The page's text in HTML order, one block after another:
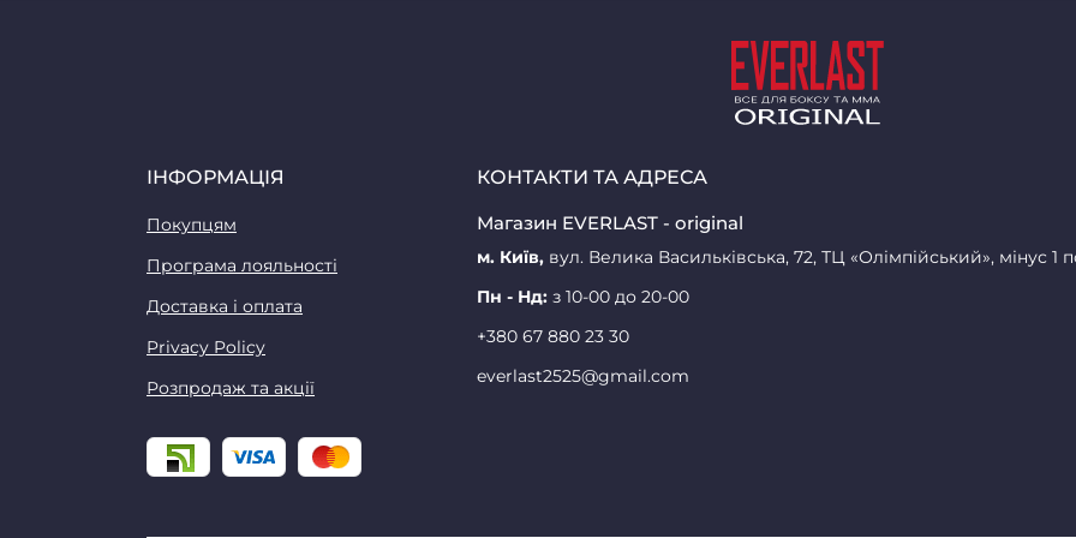
ІНФОРМАЦІЯ
Покупцям
Програма лояльності
Доставка і оплата
Privacy Policy
Розпродаж та акції
КОНТАКТИ ТА АДРЕСА
Магазин EVERLAST - original
м. Київ, вул. Велика Васильківська, 72, ТЦ «Олімпійський», мінус 1
Пн - Нд: з 10-00 до 20-00
+380 67 880 23 30
everlast2525@gmail.com